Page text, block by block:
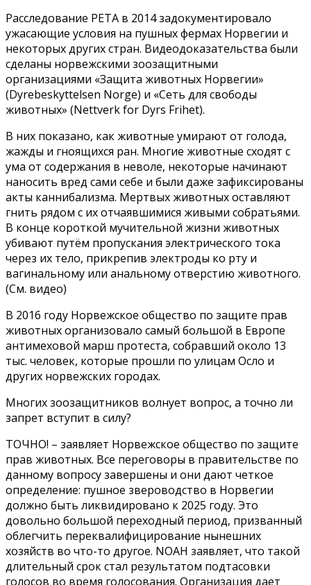
Расследование РЕТА в 2014 задокументировало
ужасающие условия на пушных фермах Норвегии и
некоторых других стран. Видеодоказательства были
сделаны норвежскими зоозащитными
организациями «Защита животных Норвегии»
(Dyrebeskyttelsen Norge) и «Сеть для свободы
животных» (Nettverk for Dyrs Frihet).
В них показано, как животные умирают от голода,
жажды и гноящихся ран. Многие животные сходят с
ума от содержания в неволе, некоторые начинают
наносить вред сами себе и были даже зафиксированы
акты каннибализма. Мертвых животных оставляют
гнить рядом с их отчаявшимися живыми собратьями.
В конце короткой мучительной жизни животных
убивают путём пропускания электрического тока
через их тело, прикрепив электроды ко рту и
вагинальному или анальному отверстию животного.
(См. видео)
В 2016 году Норвежское общество по защите прав
животных организовало самый большой в Европе
антимеховой марш протеста, собравший около 13
тыс. человек, которые прошли по улицам Осло и
других норвежских городах.
Многих зоозащитников волнует вопрос, а точно ли
запрет вступит в силу?
ТОЧНО! – заявляет Норвежское общество по защите
прав животных. Все переговоры в правительстве по
данному вопросу завершены и они дают четкое
определение: пушное звероводство в Норвегии
должно быть ликвидировано к 2025 году. Это
довольно большой переходный период, призванный
облегчить переквалифицирование нынешних
хозяйств во что-то другое. NOAH заявляет, что такой
длительный срок стал результатом подтасовки
голосов во время голосования. Организация дает